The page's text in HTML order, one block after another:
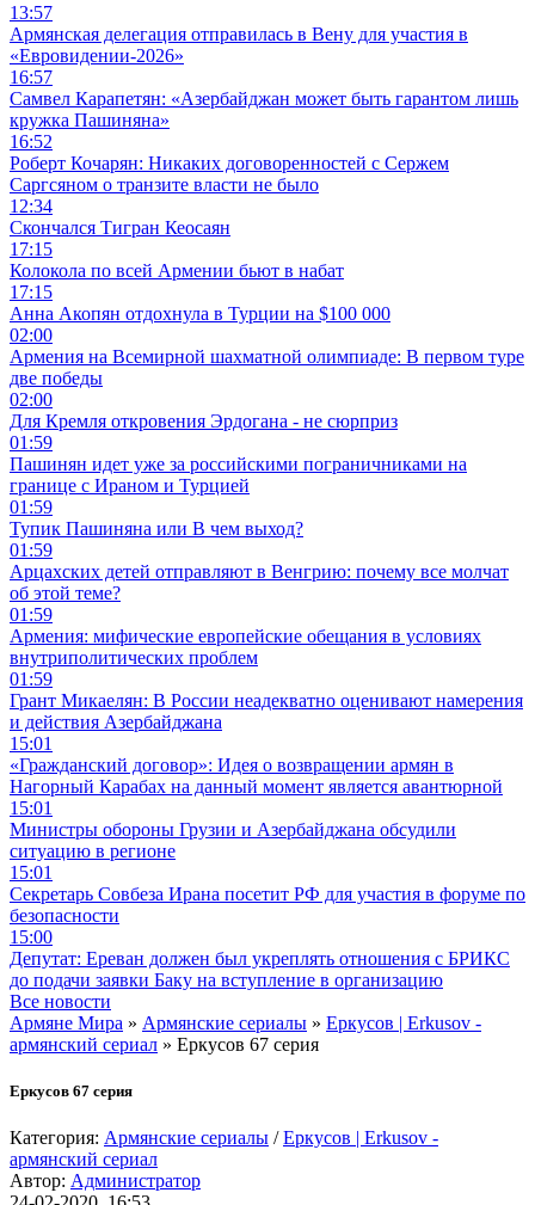
13:57
Армянская делегация отправилась в Вену для участия в
«Евровидении-2026»
16:57
Самвел Карапетян: «Азербайджан может быть гарантом лишь
кружка Пашиняна»
16:52
Роберт Кочарян: Никаких договоренностей с Сержем
Саргсяном о транзите власти не было
12:34
Скончался Тигран Кеосаян
17:15
Колокола по всей Армении бьют в набат
17:15
Анна Акопян отдохнула в Турции на $100 000
02:00
Армения на Всемирной шахматной олимпиаде: В первом туре
две победы
02:00
Для Кремля откровения Эрдогана - не сюрприз
01:59
Пашинян идет уже за российскими пограничниками на
границе с Ираном и Турцией
01:59
Тупик Пашиняна или В чем выход?
01:59
Арцахских детей отправляют в Венгрию: почему все молчат
об этой теме?
01:59
Армения: мифические европейские обещания в условиях
внутриполитических проблем
01:59
Грант Микаелян: В России неадекватно оценивают намерения
и действия Азербайджана
15:01
«Гражданский договор»: Идея о возвращении армян в
Нагорный Карабах на данный момент является авантюрной
15:01
Министры обороны Грузии и Азербайджана обсудили
ситуацию в регионе
15:01
Секретарь Совбеза Ирана посетит РФ для участия в форуме по
безопасности
15:00
Депутат: Ереван должен был укреплять отношения с БРИКС
до подачи заявки Баку на вступление в организацию
Все новости
Армяне Мира » Армянские сериалы » Еркусов | Erkusov -
армянский сериал » Еркусов 67 серия
Еркусов 67 серия
Категория: Армянские сериалы /Еркусов | Erkusov -
армянский сериал
Автор: Администратор